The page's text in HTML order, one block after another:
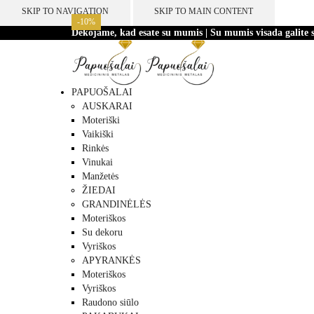
SKIP TO NAVIGATION SKIP TO MAIN CONTENT
Dėkojame, kad esate su mumis | Su mumis visada
PAPUOŠALAI
AUSKARAI
Moteriški
Vaikiški
Rinkės
Vinukai
Manžetės
ŽIEDAI
GRANDINĖLĖS
Moteriškos
Su dekoru
Vyriškos
APYRANKĖS
Moteriškos
Vyriškos
Raudono siūlo
-10%
-10%
-10%
-10%
-10%
-10%
-10%
-10%